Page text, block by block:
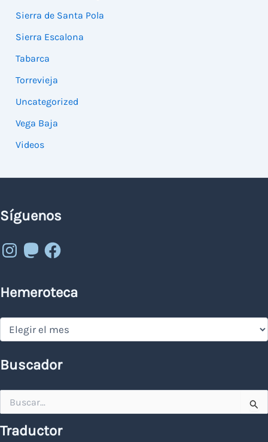
Sierra de Santa Pola
Sierra Escalona
Tabarca
Torrevieja
Uncategorized
Vega Baja
Videos
Síguenos
Instagram
MastodonFacebook
Hemeroteca
Hemeroteca
Buscador
por:
Traductor